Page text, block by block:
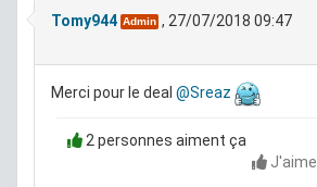
Tomy944 Admin , 27/07/2018 09:47
Merci pour le deal @Sreaz
2 personnes aiment ça
J'aime